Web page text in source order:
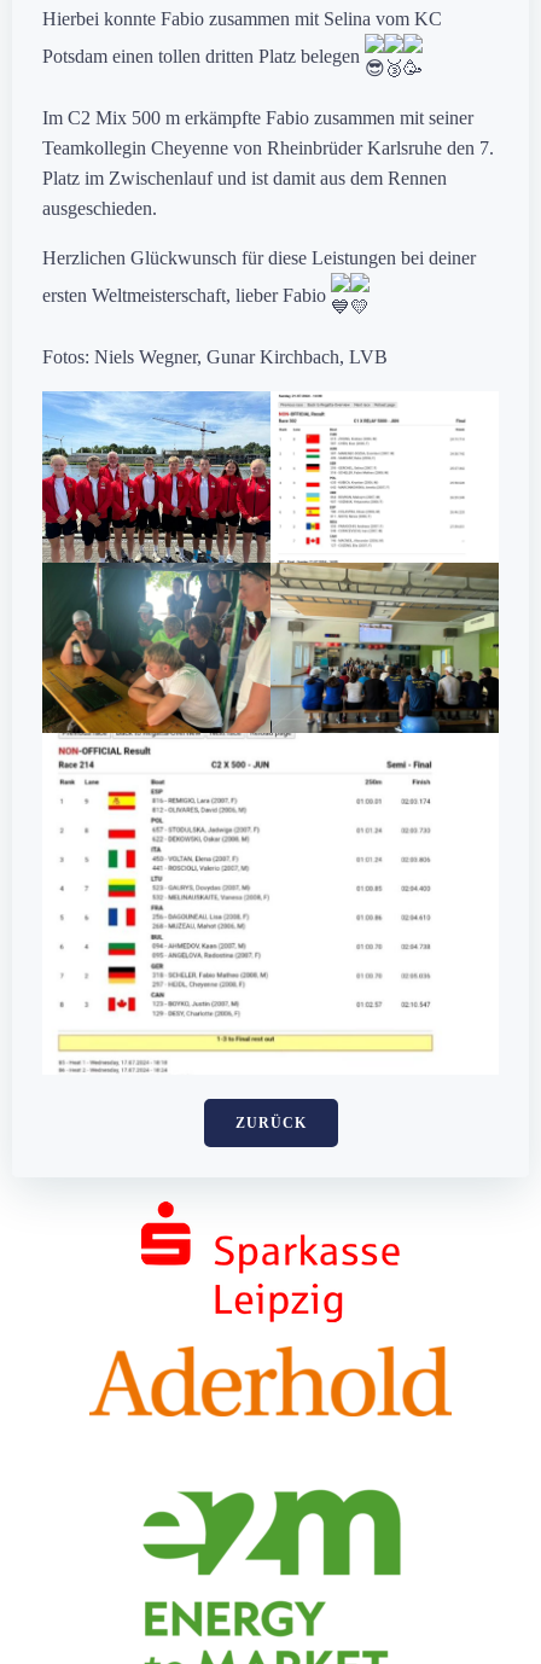
Hierbei konnte Fabio zusammen mit Selina vom KC
Potsdam einen tollen dritten Platz belegen
Im C2 Mix 500 m erkämpfte Fabio zusammen mit seiner
Teamkollegin Cheyenne von Rheinbrüder Karlsruhe den 7.
Platz im Zwischenlauf und ist damit aus dem Rennen
ausgeschieden.
Herzlichen Glückwunsch für diese Leistungen bei deiner
ersten Weltmeisterschaft, lieber Fabio
Fotos: Niels Wegner, Gunar Kirchbach, LVB
ZURÜCK